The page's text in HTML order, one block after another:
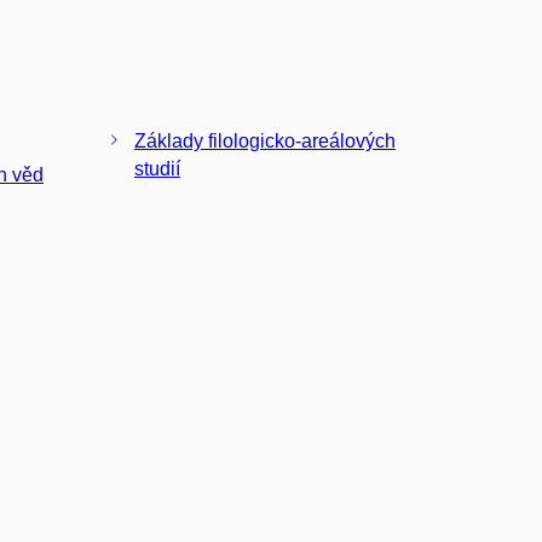
věd
Základy filologicko-areálových
studií